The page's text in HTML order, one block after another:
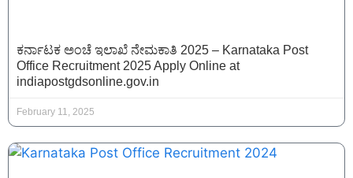
ಕರ್ನಾಟಕ ಅಂಚೆ ಇಲಾಖೆ ನೇಮಕಾತಿ 2025 – Karnataka Post
Office Recruitment 2025 Apply Online at
indiapostgdsonline.gov.in
February 11, 2025